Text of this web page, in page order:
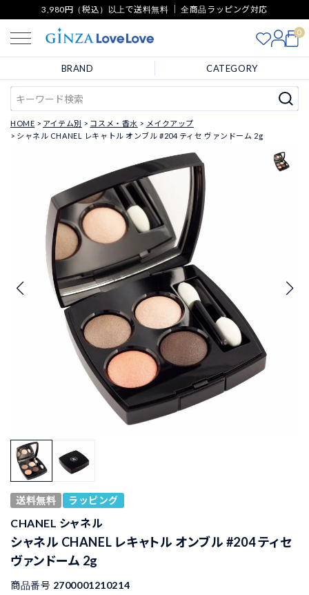
3,980円（税込）以上で送料無料 ｜ 全商品ラッピング対応
0
BRAND CATEGORY
HOME アイテム別 コスメ・香水
メイクアップ
シャネル CHANEL レキャトル オンブル #204 ティセ ヴァンドーム 2g
送料無料 ラッピング
CHANEL シャネル
シャネル CHANEL レキャトル オンブル #204 ティセ
ヴァンドーム 2g
商品番号 2700001210214